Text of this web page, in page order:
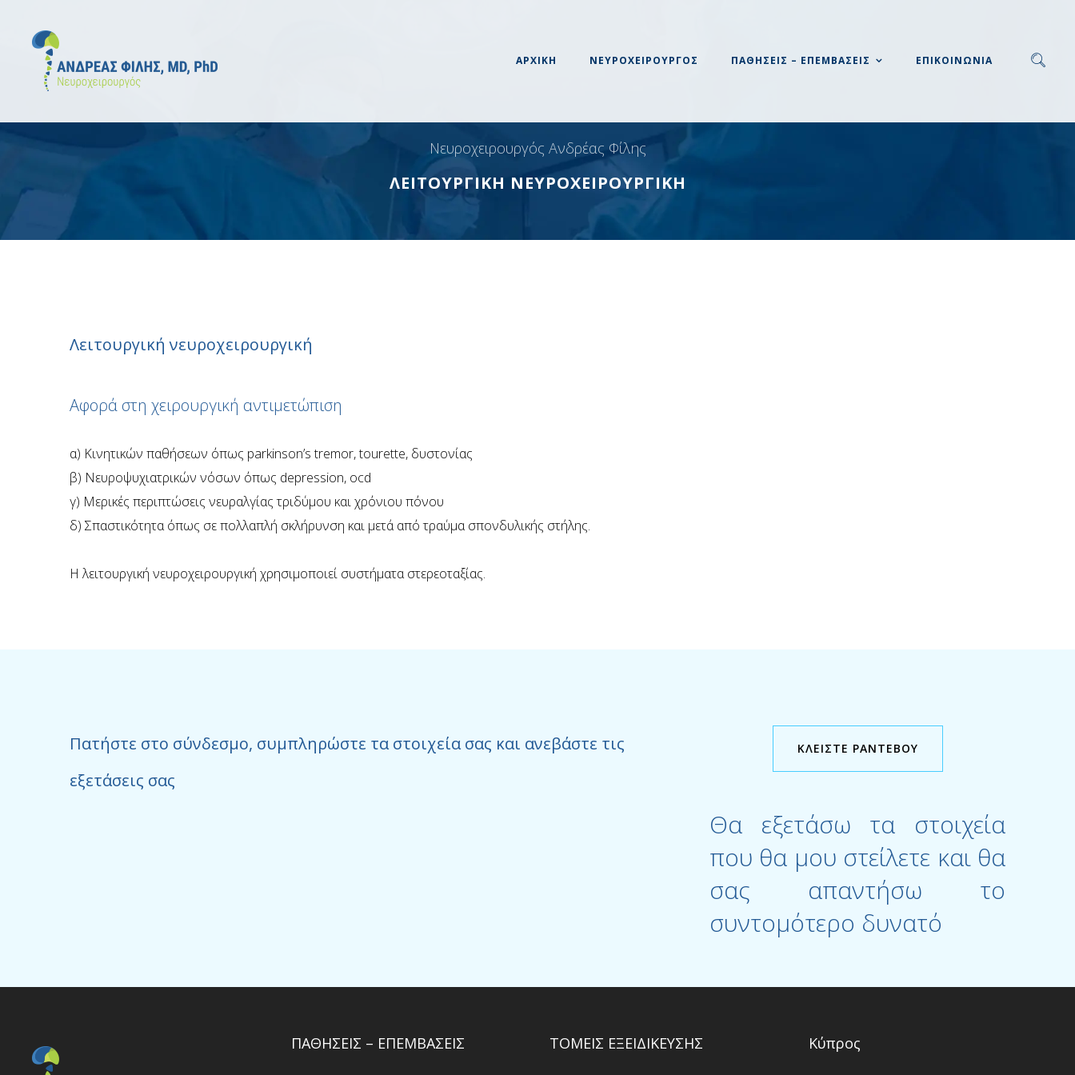
ΑΡΧΙΚΗ ΝΕΥΡΟΧΕΙΡΟΥΡΓΟΣ ΠΑΘΗΣΕΙΣ – ΕΠΕΜΒΑΣΕΙΣ ΕΠΙΚΟΙΝΩΝΙΑ
Νευροχειρουργός Ανδρέας Φίλης
ΛΕΙΤΟΥΡΓΙΚΗ ΝΕΥΡΟΧΕΙΡΟΥΡΓΙΚΗ
Λειτουργική νευροχειρουργική
Αφορά στη χειρουργική αντιμετώπιση
α) Κινητικών παθήσεων όπως parkinson’s tremor, tourette, δυστονίας
β) Νευροψυχιατρικών νόσων όπως depression, ocd
γ) Μερικές περιπτώσεις νευραλγίας τριδύμου και χρόνιου πόνου
δ) Σπαστικότητα όπως σε πολλαπλή σκλήρυνση και μετά από τραύμα σπονδυλικής στήλης.
Η λειτουργική νευροχειρουργική χρησιμοποιεί συστήματα στερεοταξίας.
Πατήστε στο σύνδεσμο, συμπληρώστε τα στοιχεία σας και ανεβάστε τις
εξετάσεις σας
ΚΛΕΙΣΤΕ ΡΑΝΤΕΒΟΥ
Θα εξετάσω τα στοιχεία
που θα μου στείλετε και θα
σας απαντήσω το
συντομότερο δυνατό
ΠΑΘΗΣΕΙΣ – ΕΠΕΜΒΑΣΕΙΣ ΤΟΜΕΙΣ ΕΞΕΙΔΙΚΕΥΣΗΣ Κύπρος